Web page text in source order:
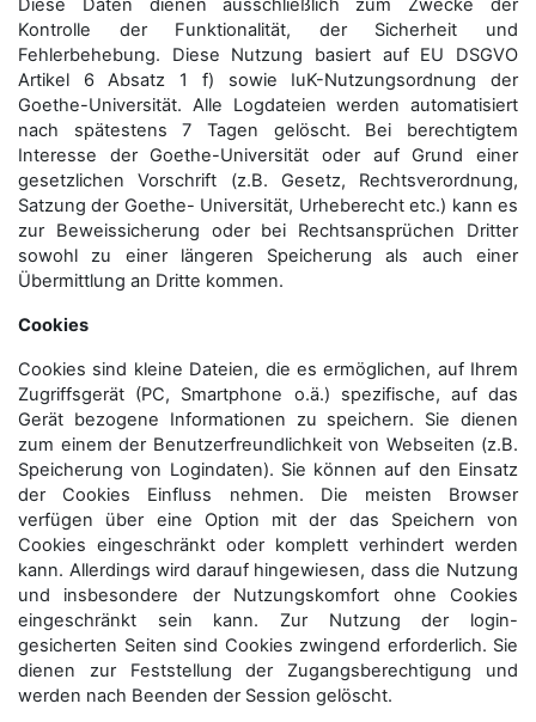
Diese Daten dienen ausschließlich zum Zwecke der
Kontrolle der Funktionalität, der Sicherheit und
Fehlerbehebung. Diese Nutzung basiert auf EU DSGVO
Artikel 6 Absatz 1 f) sowie IuK-Nutzungsordnung der
Goethe-Universität. Alle Logdateien werden auto­matisiert
nach spätestens 7 Tagen gelöscht. Bei berechtigtem
Interesse der Goethe-Universität oder auf Grund einer
gesetzlichen Vorschrift (z.B. Gesetz, Rechtsverordnung,
Satzung der Goethe- Universität, Urheberecht etc.) kann es
zur Beweissicherung oder bei Rechtsansprüchen Dritter
sowohl zu einer längeren Speicherung als auch einer
Übermittlung an Dritte kommen.
Cookies
Cookies sind kleine Dateien, die es ermöglichen, auf Ihrem
Zugriffsgerät (PC, Smartphone o.ä.) spezifische, auf das
Gerät bezogene Informationen zu speichern. Sie dienen
zum einem der Benutzerfreundlichkeit von Webseiten (z.B.
Speicherung von Logindaten). Sie können auf den Einsatz
der Cookies Einfluss nehmen. Die meisten Browser
verfügen über eine Option mit der das Speichern von
Cookies eingeschränkt oder komplett verhindert werden
kann. Allerdings wird darauf hingewiesen, dass die Nutzung
und insbesondere der Nutzungskomfort ohne Cookies
eingeschränkt sein kann. Zur Nutzung der login-
gesicherten Seiten sind Cookies zwingend erforderlich. Sie
dienen zur Feststellung der Zugangs­berechtigung und
werden nach Beenden der Session gelöscht.